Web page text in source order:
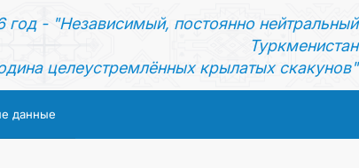
год - "Независимый, постоянно нейтральный
Туркменистан
целеустремлённых крылатых скакунов"
данные